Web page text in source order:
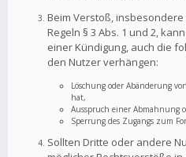
Beim Verstoß,
Regeln § 3 Abs. 1 und 2,
einer Kündigung, auch die
den Nutzer verhängen:
Löschung oder Abänderung
hat,
Ausspruch einer Abmahnung
Sperrung des Zugangs zum
Sollten Dritte oder andere